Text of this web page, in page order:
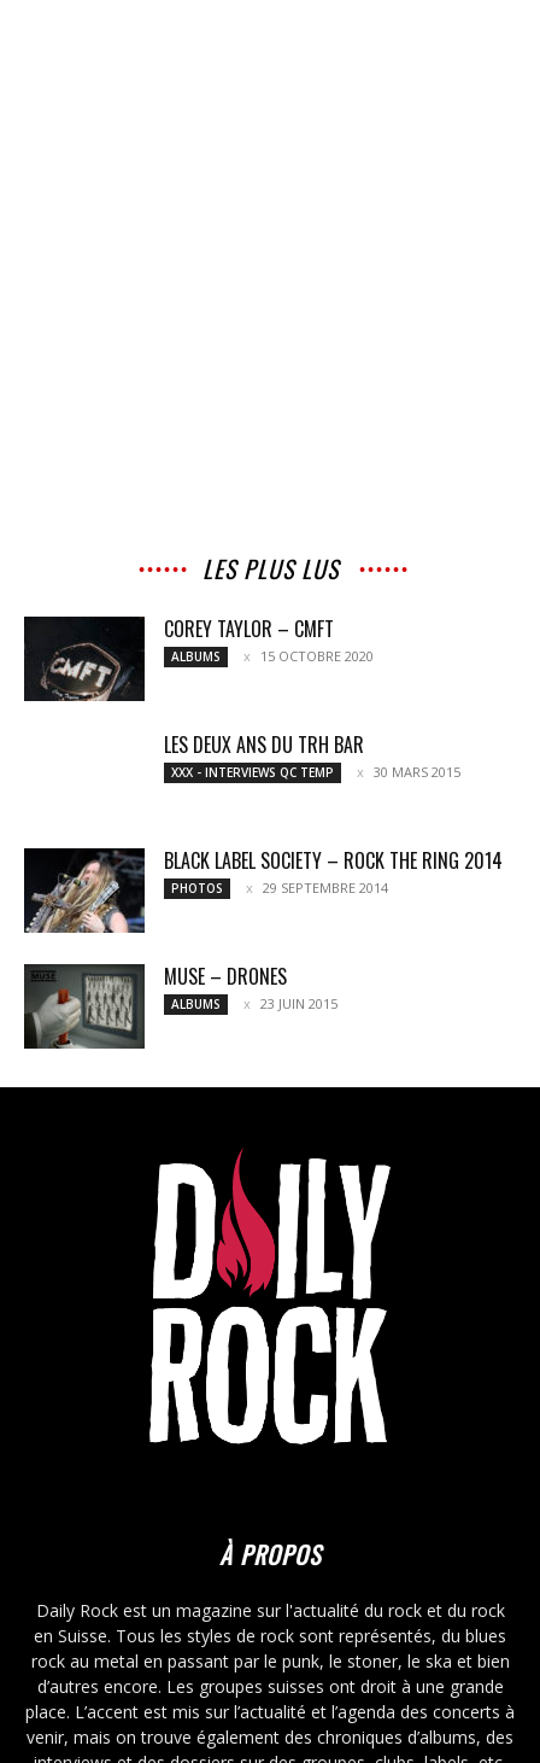
LES PLUS LUS
COREY TAYLOR – CMFT
ALBUMS 15 OCTOBRE 2020
LES DEUX ANS DU TRH BAR
XXX - INTERVIEWS QC TEMP 30 MARS 2015
BLACK LABEL SOCIETY – ROCK THE RING 2014
PHOTOS 29 SEPTEMBRE 2014
MUSE – DRONES
ALBUMS 23 JUIN 2015
À PROPOS
Daily Rock est un magazine sur l'actualité du rock et du rock
en Suisse. Tous les styles de rock sont représentés, du blues
rock au metal en passant par le punk, le stoner, le ska et bien
d’autres encore. Les groupes suisses ont droit à une grande
place. L’accent est mis sur l’actualité et l’agenda des concerts à
venir, mais on trouve également des chroniques d’albums, des